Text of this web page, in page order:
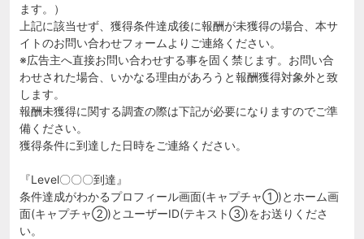
ます。）
上記に該当せず、獲得条件達成後に報酬が未獲得の場合、本サ
イトのお問い合わせフォームよりご連絡ください。
※広告主へ直接お問い合わせする事を固く禁じます。お問い合
わせされた場合、いかなる理由があろうと報酬獲得対象外と致
します。
報酬未獲得に関する調査の際は下記が必要になりますのでご準
備ください。
獲得条件に到達した日時をご連絡ください。
『Level〇〇〇到達』
条件達成がわかるプロフィール画面(キャプチャ①)とホーム画
面(キャプチャ②)とユーザーID(テキスト③)をお送りくださ
い。